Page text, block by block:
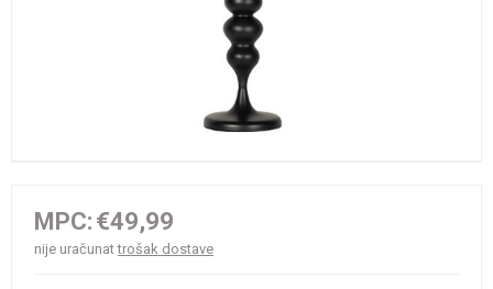
MPC: €49,99
nije uračunattrošak dostave